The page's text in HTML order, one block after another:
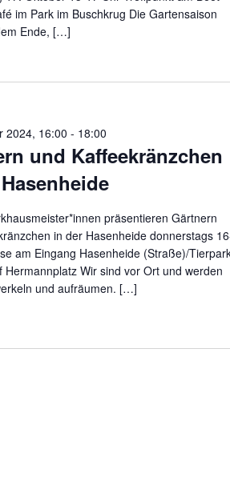
im Park im Buschkrug Die Gartensaison
Ende, […]
und Kaffeekränzchen
2024, 16:00 - 18:00
präsentieren Gärtnern
in der Hasenheide donnerstags
am Eingang Hasenheide (Straße)/
Hermannplatz Wir sind vor Ort und werden
und aufräumen. […]